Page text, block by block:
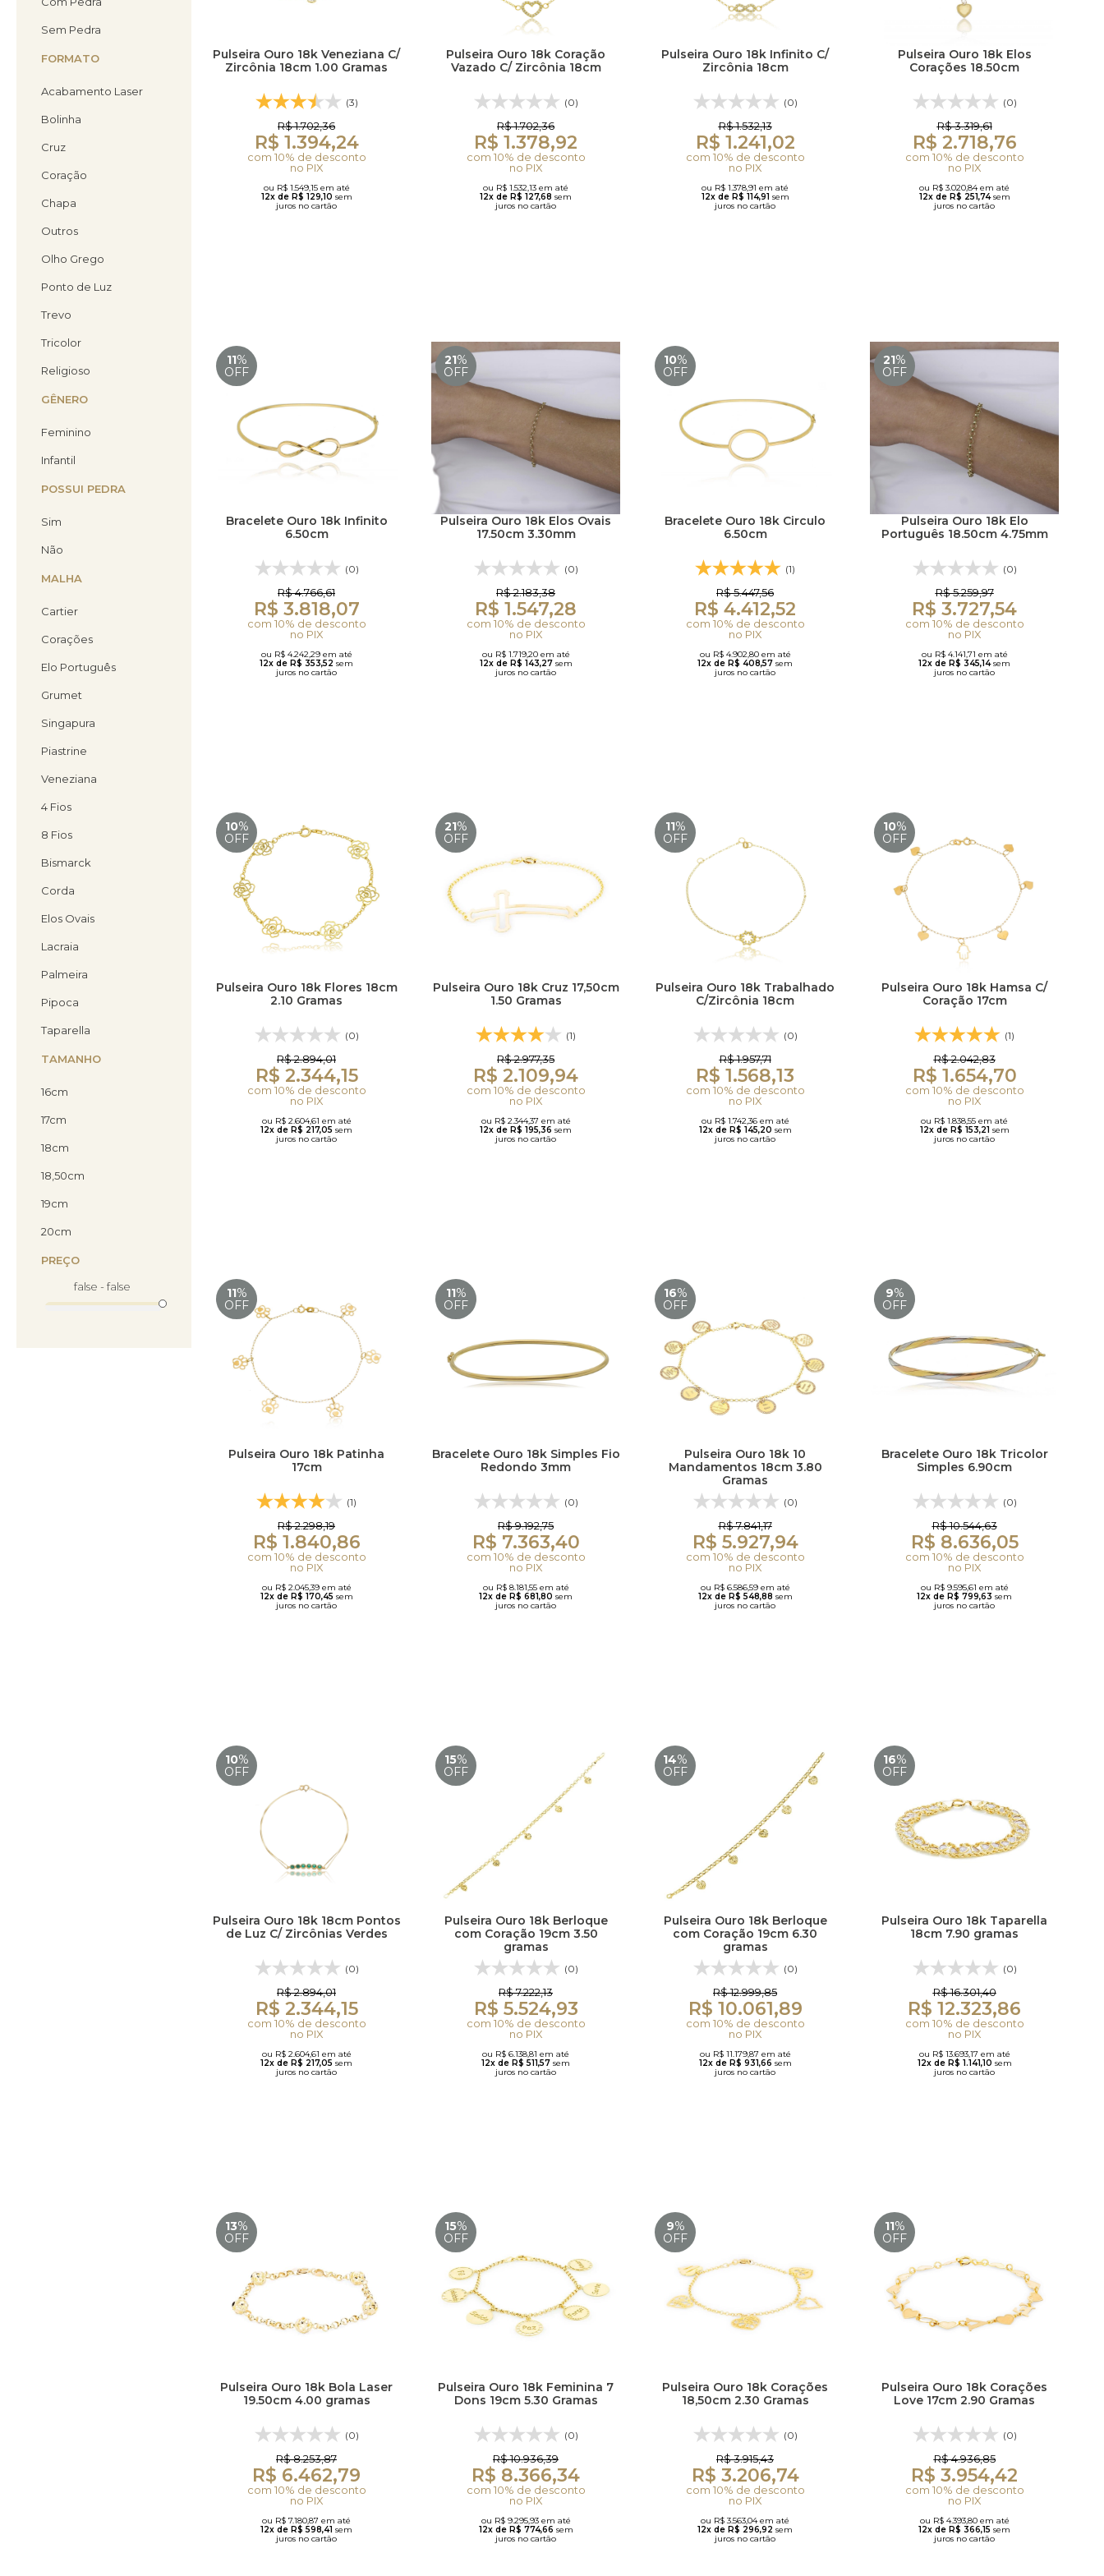
PREÇO
false - false
Sem Pedra
FORMATO
Acabamento Laser
Bolinha
Cruz
Coração
Chapa
Outros
Olho Grego
Ponto de Luz
Trevo
Tricolor
Religioso
GÊNERO
Feminino
Infantil
POSSUI PEDRA
Sim
Não
MALHA
Cartier
Corações
Elo Português
Grumet
Singapura
Piastrine
Veneziana
4 Fios
8 Fios
Bismarck
Corda
Elos Ovais
Lacraia
Palmeira
Pipoca
Taparella
TAMANHO
16cm
17cm
18cm
18,50cm
19cm
20cm
Pulseira Ouro 18k Veneziana C/
Zircônia 18cm 1.00 Gramas
(3)
R$ 1.702,36
R$ 1.394,24
com 10% de desconto
no PIX
ou R$ 1.549,15 em até
12x de R$ 129,10 sem
juros no cartão
Pulseira Ouro 18k Coração
Vazado C/ Zircônia 18cm
(0)
R$ 1.702,36
R$ 1.378,92
com 10% de desconto
no PIX
ou R$ 1.532,13 em até
12x de R$ 127,68sem
juros no cartão
Pulseira Ouro 18k Infinito C/
Zircônia 18cm
(0)
R$ 1.532,13
R$ 1.241,02
com 10% de desconto
no PIX
ou R$ 1.378,91 em até
12x de R$ 114,91 sem
juros no cartão
Pulseira Ouro 18k Elos
Corações 18.50cm
(0)
R$ 3.319,61
R$ 2.718,76
com 10% de desconto
no PIX
ou R$ 3.020,84 em até
12x de R$ 251,74sem
juros no cartão
11%
OFF
Bracelete Ouro 18k Infinito
6.50cm
(0)
R$ 4.766,61
R$ 3.818,07
com 10% de desconto
no PIX
ou R$ 4.242,29 em até
12x de R$ 353,52 sem
juros no cartão
21%
OFF
Pulseira Ouro 18k Elos Ovais
17.50cm 3.30mm
(0)
R$ 2.183,38
R$ 1.547,28
com 10% de desconto
no PIX
ou R$ 1.719,20 em até
12x de R$ 143,27 sem
juros no cartão
10%
OFF
Bracelete Ouro 18k Circulo
6.50cm
(1)
R$ 5.447,56
R$ 4.412,52
com 10% de desconto
no PIX
ou R$ 4.902,80 em até
12x de R$ 408,57sem
juros no cartão
21%
OFF
Pulseira Ouro 18k Elo
Português 18.50cm 4.75mm
(0)
R$ 5.259,97
R$ 3.727,54
com 10% de desconto
no PIX
ou R$ 4.141,71 em até
12x de R$ 345,14sem
juros no cartão
10%
OFF
Pulseira Ouro 18k Flores 18cm
2.10 Gramas
(0)
R$ 2.894,01
R$ 2.344,15
com 10% de desconto
no PIX
ou R$ 2.604,61 em até
12x de R$ 217,05 sem
juros no cartão
21%
OFF
Pulseira Ouro 18k Cruz 17,50cm
1.50 Gramas
(1)
R$ 2.977,35
R$ 2.109,94
com 10% de desconto
no PIX
ou R$ 2.344,37 em até
12x de R$ 195,36sem
juros no cartão
11%
OFF
Pulseira Ouro 18k Trabalhado
C/Zircônia 18cm
(0)
R$ 1.957,71
R$ 1.568,13
com 10% de desconto
no PIX
ou R$ 1.742,36 em até
12x de R$ 145,20 sem
juros no cartão
10%
OFF
Pulseira Ouro 18k Hamsa C/
Coração 17cm
(1)
R$ 2.042,83
R$ 1.654,70
com 10% de desconto
no PIX
ou R$ 1.838,55 em até
12x de R$ 153,21 sem
juros no cartão
11%
OFF
Pulseira Ouro 18k Patinha
17cm
(1)
R$ 2.298,19
R$ 1.840,86
com 10% de desconto
no PIX
ou R$ 2.045,39 em até
12x de R$ 170,45 sem
juros no cartão
11%
OFF
Bracelete Ouro 18k Simples Fio
Redondo 3mm
(0)
R$ 9.192,75
R$ 7.363,40
com 10% de desconto
no PIX
ou R$ 8.181,55 em até
12x de R$ 681,80sem
juros no cartão
16%
OFF
Pulseira Ouro 18k 10
Mandamentos 18cm 3.80
Gramas
(0)
R$ 7.841,17
R$ 5.927,94
com 10% de desconto
no PIX
ou R$ 6.586,59 em até
12x de R$ 548,88 sem
juros no cartão
9%
OFF
Bracelete Ouro 18k Tricolor
Simples 6.90cm
(0)
R$ 10.544,63
R$ 8.636,05
com 10% de desconto
no PIX
ou R$ 9.595,61 em até
12x de R$ 799,63sem
juros no cartão
10%
OFF
Pulseira Ouro 18k 18cm Pontos
de Luz C/ Zircônias Verdes
(0)
R$ 2.894,01
R$ 2.344,15
com 10% de desconto
no PIX
ou R$ 2.604,61 em até
12x de R$ 217,05 sem
juros no cartão
15%
OFF
Pulseira Ouro 18k Berloque
com Coração 19cm 3.50
gramas
(0)
R$ 7.222,13
R$ 5.524,93
com 10% de desconto
no PIX
ou R$ 6.138,81 em até
12x de R$ 511,57sem
juros no cartão
14%
OFF
Pulseira Ouro 18k Berloque
com Coração 19cm 6.30
gramas
(0)
R$ 12.999,85
R$ 10.061,89
com 10% de desconto
no PIX
ou R$ 11.179,87 em até
12x de R$ 931,66 sem
juros no cartão
16%
OFF
Pulseira Ouro 18k Taparella
18cm 7.90 gramas
(0)
R$ 16.301,40
R$ 12.323,86
com 10% de desconto
no PIX
ou R$ 13.693,17 em até
12x de R$ 1.141,10 sem
juros no cartão
13%
OFF
Pulseira Ouro 18k Bola Laser
19.50cm 4.00 gramas
(0)
R$ 8.253,87
R$ 6.462,79
com 10% de desconto
no PIX
ou R$ 7.180,87 em até
12x de R$ 598,41 sem
juros no cartão
15%
OFF
Pulseira Ouro 18k Feminina 7
Dons 19cm 5.30 Gramas
(0)
R$ 10.936,39
R$ 8.366,34
com 10% de desconto
no PIX
ou R$ 9.295,93 em até
12x de R$ 774,66 sem
juros no cartão
9%
OFF
Pulseira Ouro 18k Corações
18,50cm 2.30 Gramas
(0)
R$ 3.915,43
R$ 3.206,74
com 10% de desconto
no PIX
ou R$ 3.563,04 em até
12x de R$ 296,92sem
juros no cartão
11%
OFF
Pulseira Ouro 18k Corações
Love 17cm 2.90 Gramas
(0)
R$ 4.936,85
R$ 3.954,42
com 10% de desconto
no PIX
ou R$ 4.393,80 em até
12x de R$ 366,15sem
juros no cartão